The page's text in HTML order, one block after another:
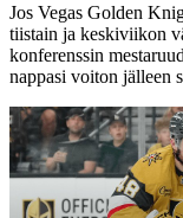
Jos Vegas Golden
tiistain ja keskiviikon
konferenssin
nappasi voiton jälleen